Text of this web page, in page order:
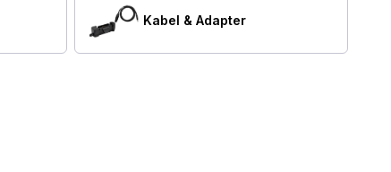
Kabel & Adapter